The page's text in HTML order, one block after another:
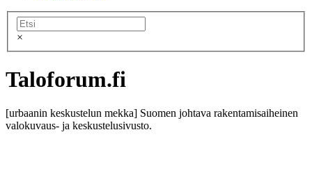
×
Taloforum.fi
[urbaanin keskustelun mekka] Suomen johtava rakentamisaiheinen
valokuvaus- ja keskustelusivusto.